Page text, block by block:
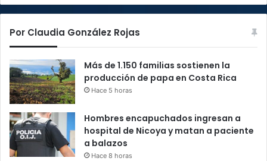
Por Claudia González Rojas
Más de 1.150 familias sostienen la
producción de papa en Costa Rica
Hace 5 horas
Hombres encapuchados ingresan a
hospital de Nicoya y matan a paciente
a balazos
Hace 8 horas